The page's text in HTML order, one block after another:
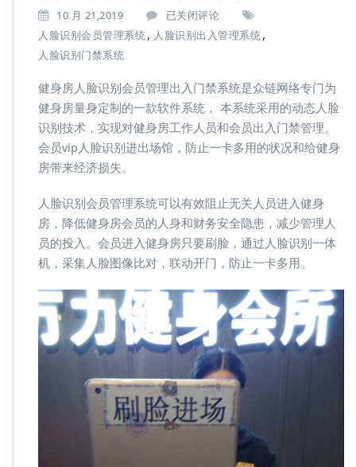
10 月 21,2019
健
身
脸
识
别
出
入
通
脸
识
别
v
i
会
员
管
理
统，
刷
脸
出
已关闭评论
人脸识别会员管理系统, 人脸识别出入管理系统,
人脸识别门禁系统
健身房人脸识别会员管理出入门禁系统是众链网络专门为
健身房量身定制的一款软件系统， 本系统采用的动态人脸
识别技术，实现对健身房工作人员和会员出入门禁管理。
会员vip人脸识别进出场馆，防止一卡多用的状况和给健身
房带来经济损失。
人脸识别会员管理系统可以有效阻止无关人员进入健身
房，降低健身房会员的人身和财务安全隐患，减少管理人
员的投入。会员进入健身房只要刷脸，通过人脸识别一体
机，采集人脸图像比对，联动开门，防止一卡多用。